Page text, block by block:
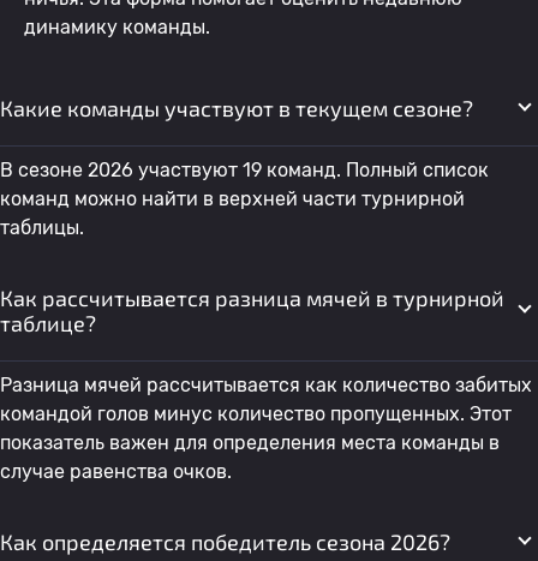
динамику команды.
Какие команды участвуют в текущем сезоне?
В сезоне 2026 участвуют 19 команд. Полный список
команд можно найти в верхней части турнирной
таблицы.
Как рассчитывается разница мячей в турнирной
таблице?
Разница мячей рассчитывается как количество забитых
командой голов минус количество пропущенных. Этот
показатель важен для определения места команды в
случае равенства очков.
Как определяется победитель сезона 2026?